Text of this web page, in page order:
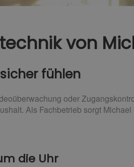
von
fühlen
oder
Als Fachbetrieb sorgt
die Uhr